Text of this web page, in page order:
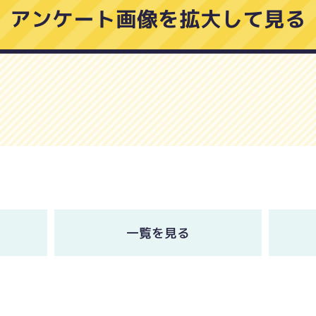
アンケート画像を拡大して見る
一覧を見る